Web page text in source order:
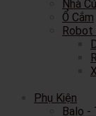
Nhà
Ổ Cắm
Robot
Phụ Kiện
Balo -